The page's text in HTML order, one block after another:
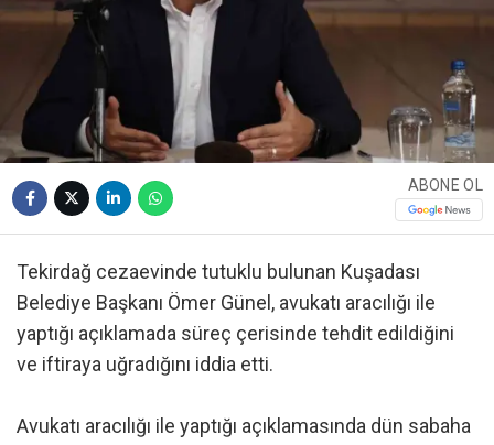
ABONE OL
Tekirdağ cezaevinde tutuklu bulunan Kuşadası
Belediye Başkanı Ömer Günel, avukatı aracılığı ile
yaptığı açıklamada süreç çerisinde tehdit edildiğini
ve iftiraya uğradığını iddia etti.
Avukatı aracılığı ile yaptığı açıklamasında dün sabaha